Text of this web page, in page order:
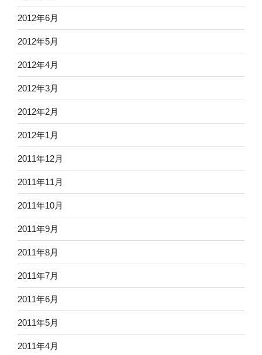
2012年6月
2012年5月
2012年4月
2012年3月
2012年2月
2012年1月
2011年12月
2011年11月
2011年10月
2011年9月
2011年8月
2011年7月
2011年6月
2011年5月
2011年4月